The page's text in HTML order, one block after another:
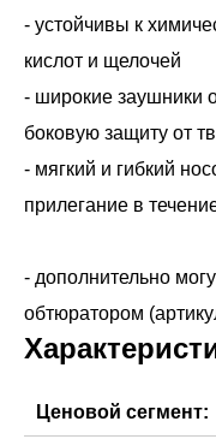
- устойчивы к
кислот и щелочей
- широкие заушники
боковую защиту от
- мягкий и гибкий
прилегание в
- дополнительно
Ценовой сегмент: